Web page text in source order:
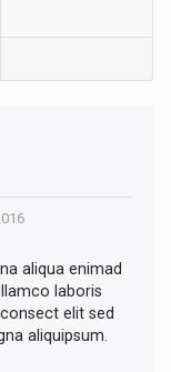
aliqua enimad
laboris
elit sed
aliquipsum.